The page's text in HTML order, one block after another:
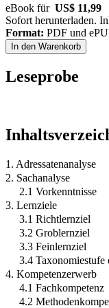
eBook für US$ 11,99
Sofort herunterladen.
Format: PDF und
In den Warenkorb
Leseprobe
1. Adressatenanalyse
2. Sachanalyse
2.1 Vorkenntnisse
3. Lernziele
3.1 Richtlernziel
3.2 Groblernziel
3.3 Feinlernziel
3.4 Taxonomiestufe
4. Kompetenzerwerb
4.1 Fachkompetenz
4.2